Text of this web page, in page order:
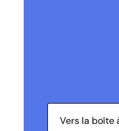
Vers la boîte